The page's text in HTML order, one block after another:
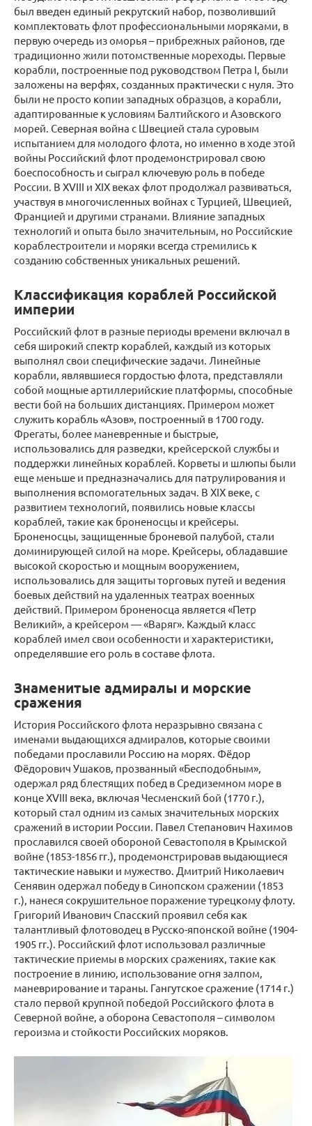
был введен единый рекрутский набор, позволивший
комплектовать флот профессиональными моряками, в
первую очередь из оморья – прибрежных районов, где
традиционно жили потомственные мореходы. Первые
корабли, построенные под руководством Петра I, были
заложены на верфях, созданных практически с нуля. Это
были не просто копии западных образцов, а корабли,
адаптированные к условиям Балтийского и Азовского
морей. Северная война с Швецией стала суровым
испытанием для молодого флота, но именно в ходе этой
войны Российский флот продемонстрировал свою
боеспособность и сыграл ключевую роль в победе
России. В XVIII и XIX веках флот продолжал развиваться,
участвуя в многочисленных войнах с Турцией, Швецией,
Францией и другими странами. Влияние западных
технологий и опыта было значительным, но Российские
кораблестроители и моряки всегда стремились к
созданию собственных уникальных решений.
Классификация кораблей Российской
империи
Российский флот в разные периоды времени включал в
себя широкий спектр кораблей, каждый из которых
выполнял свои специфические задачи. Линейные
корабли, являвшиеся гордостью флота, представляли
собой мощные артиллерийские платформы, способные
вести бой на больших дистанциях. Примером может
служить корабль «Азов», построенный в 1700 году.
Фрегаты, более маневренные и быстрые,
использовались для разведки, крейсерской службы и
поддержки линейных кораблей. Корветы и шлюпы были
еще меньше и предназначались для патрулирования и
выполнения вспомогательных задач. В XIX веке, с
развитием технологий, появились новые классы
кораблей, такие как броненосцы и крейсеры.
Броненосцы, защищенные броневой палубой, стали
доминирующей силой на море. Крейсеры, обладавшие
высокой скоростью и мощным вооружением,
использовались для защиты торговых путей и ведения
боевых действий на удаленных театрах военных
действий. Примером броненосца является «Петр
Великий», а крейсером — «Варяг». Каждый класс
кораблей имел свои особенности и характеристики,
определявшие его роль в составе флота.
Знаменитые адмиралы и морские
сражения
История Российского флота неразрывно связана с
именами выдающихся адмиралов, которые своими
победами прославили Россию на морях. Фёдор
Фёдорович Ушаков, прозванный «Бесподобным»,
одержал ряд блестящих побед в Средиземном море в
конце XVIII века, включая Чесменский бой (1770 г.),
который стал одним из самых значительных морских
сражений в истории России. Павел Степанович Нахимов
прославился своей обороной Севастополя в Крымской
войне (1853-1856 гг.), продемонстрировав выдающиеся
тактические навыки и мужество. Дмитрий Николаевич
Сенявин одержал победу в Синопском сражении (1853
г.), нанеся сокрушительное поражение турецкому флоту.
Григорий Иванович Спасский проявил себя как
талантливый флотоводец в Русско-японской войне (1904-
1905 гг.). Российский флот использовал различные
тактические приемы в морских сражениях, такие как
построение в линию, использование огня залпом,
маневрирование и тараны. Гангутское сражение (1714 г.)
стало первой крупной победой Российского флота в
Северной войне, а оборона Севастополя – символом
героизма и стойкости Российских моряков.